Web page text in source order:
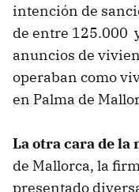
intención de
de entre 125.000
anuncios de
operaban como
en Palma de
La otra cara de la
de Mallorca, la
presentado